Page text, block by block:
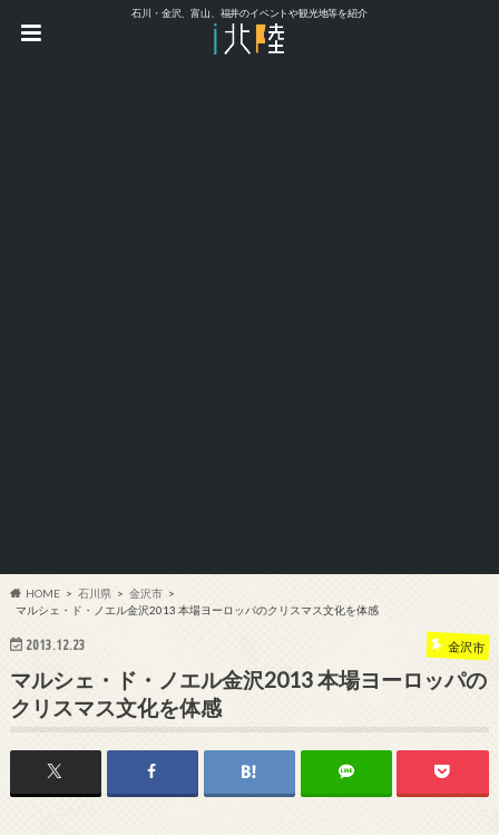
石川・金沢、富山、福井のイベントや観光地等を紹介
HOME 石川県
金沢市
マルシェ・ド・ノエル金沢2013 本場ヨーロッパのクリスマス文化を体感
2013.12.23 金沢市
マルシェ・ド・ノエル金沢2013 本場ヨーロッパの
クリスマス文化を体感